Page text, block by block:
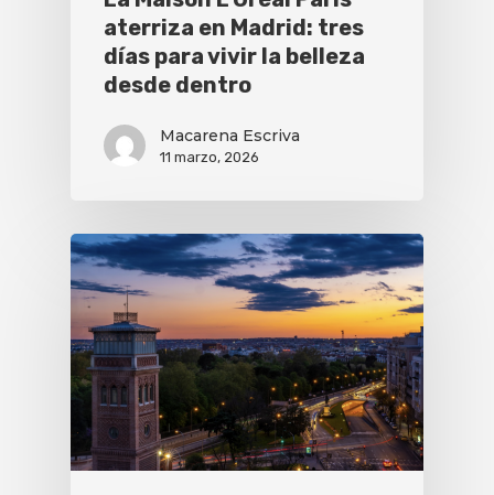
aterriza en Madrid: tres
días para vivir la belleza
desde dentro
Macarena Escriva
11 marzo, 2026